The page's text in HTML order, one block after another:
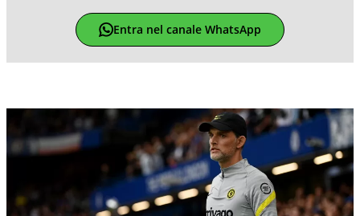
Entra nel canale WhatsApp